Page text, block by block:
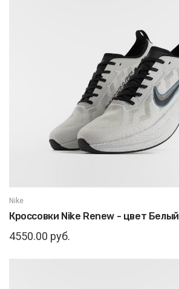
Nike
Кроссовки Nike Renew - цвет Белый
4550.00 руб.